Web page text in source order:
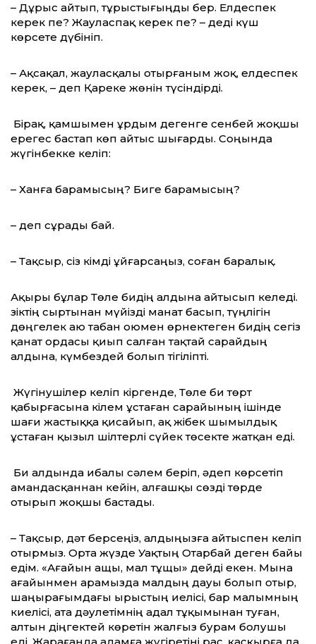
– Дұрыс айтып, тұрыстығыңды бер. Ел­деспек
керек пе? Жауласпақ керек пе? – деді күш
көрсете дүбініп.
– Ақсақал, жауласқалы отырғаным жоқ, елдеспек
керек, – деп Қареке жөнін түсіндірді.
Бірақ, қамшымен ұрдым дегенге сенбей жоқшы
ерегес бастап көп айтыс шығарды. Соңында
жүгінбекке келіп:
– Ханға барамысың? Биге барамысың?
– деп сұрады бай.
– Тақсыр, сіз кімді ұйғарсаңыз, соған ба­ралық.
Ақыры бұлар Төле бидің алдына айтысып келеді.
Үзіктің сыртынан мүйізді манат басып, түңлігін
дөңгелек аю табан оюмен өрнектеген бидің сегіз
қанат ордасы қиып салған тақтай сарайдың
алдына, күмбездей болып тігіліпті.
Жүгінушілер келіп кіргенде, Төле би төрт
қабырғасына кілем ұстаған сарайының ішінде
шағи жастыққа қисайып, ақ жібек шымылдық
ұстаған қызыл шілтерлі сүйек төсекте жатқан еді.
Би алдында ибалы сәлем беріп, әдеп көрсетіп
амандасқаннан кейін, алғашқы сөзді төрде
отырып жоқшы бастады.
– Тақсыр, дәт берсеңіз, алдыңызға ай­тыс­пен келіп
отырмыз. Орта жүзде Уақтың Отарбай деген байы
едім. «Ағайын ащы, мал тұщы» дейді екен. Мына
ағайынмен арамызда малдың дауы болып отыр,
шаңыра­ғымдағы ырыстың иелісі, бар ма­лым­­ның
киелісі, ата дәулетімнің адал тұқымынан туған,
алтын діңгектей көретін жалғыз бурам болушы